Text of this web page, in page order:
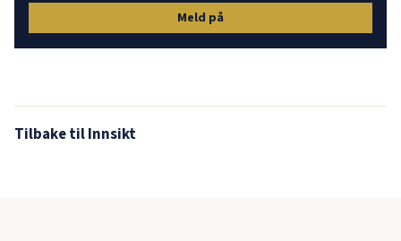
Meld på
Tilbake til Innsikt